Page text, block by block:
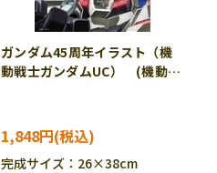
ガンダム45周年イラスト（機
動戦士ガンダムUC） (機動戦
1,848円
完成サイズ：26×38cm